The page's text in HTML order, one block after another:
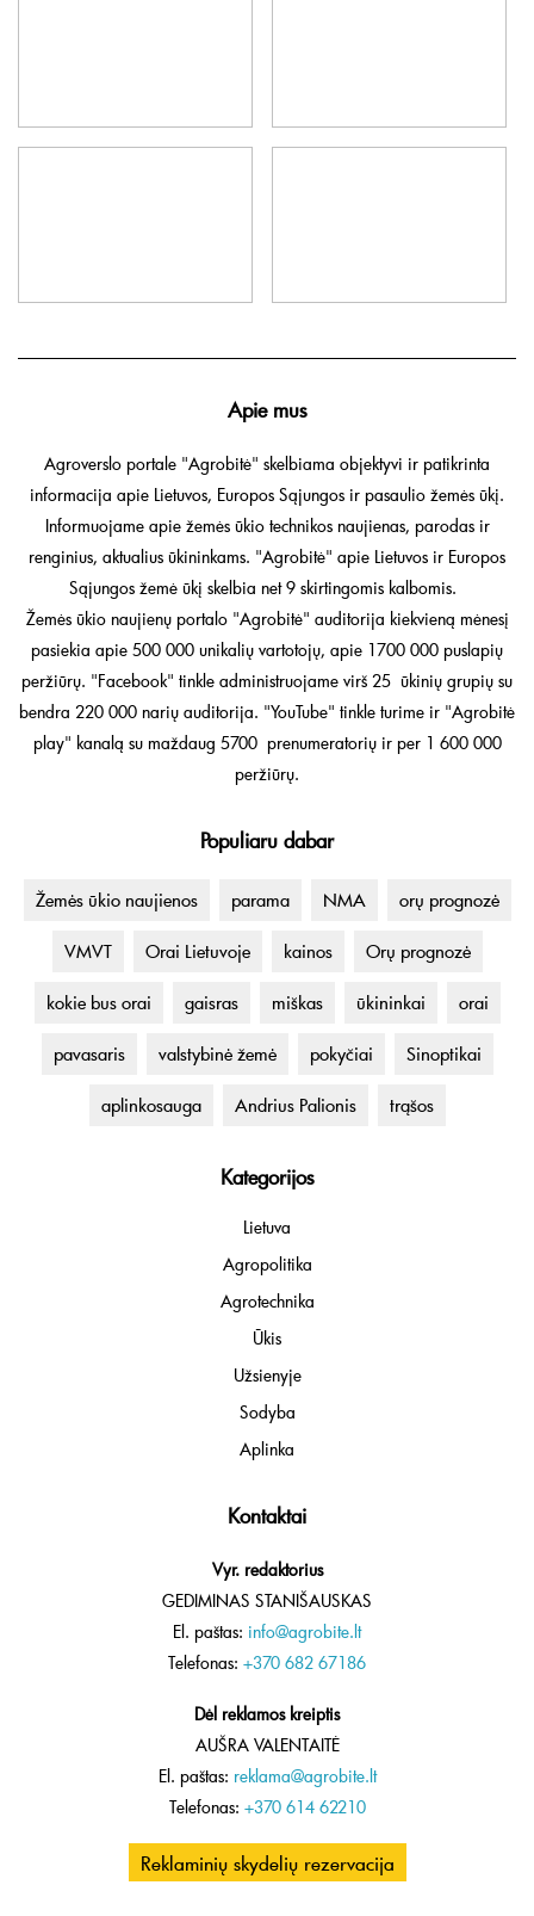
Apie mus
Agroverslo portale "Agrobitė" skelbiama objektyvi ir patikrinta
informacija apie Lietuvos, Europos Sąjungos ir pasaulio žemės ūkį.
Informuojame apie žemės ūkio technikos naujienas, parodas ir
renginius, aktualius ūkininkams. "Agrobitė" apie Lietuvos ir Europos
Sąjungos žemė ūkį skelbia net 9 skirtingomis kalbomis.
Žemės ūkio naujienų portalo "Agrobitė" auditorija kiekvieną mėnesį
pasiekia apie 500 000 unikalių vartotojų, apie 1700 000 puslapių
peržiūrų. "Facebook" tinkle administruojame virš 25 ūkinių grupių su
bendra 220 000 narių auditorija. "YouTube" tinkle turime ir "Agrobitė
play" kanalą su maždaug 5700 prenumeratorių ir per 1 600 000
peržiūrų.
Populiaru dabar
Žemės ūkio naujienos parama NMA orų prognozė
VMVT Orai Lietuvoje kainos Orų prognozė
kokie bus orai gaisras miškas ūkininkai orai
pavasaris valstybinė žemė pokyčiai Sinoptikai
aplinkosauga Andrius Palionis trąšos
Kategorijos
Lietuva
Agropolitika
Agrotechnika
Ūkis
Užsienyje
Sodyba
Aplinka
Kontaktai
Vyr. redaktorius
GEDIMINAS STANIŠAUSKAS
El. paštas: info@agrobite.lt
Telefonas: +370 682 67186
Dėl reklamos kreiptis
AUŠRA VALENTAITĖ
El. paštas: reklama@agrobite.lt
Telefonas: +370 614 62210
Reklaminių skydelių rezervacija